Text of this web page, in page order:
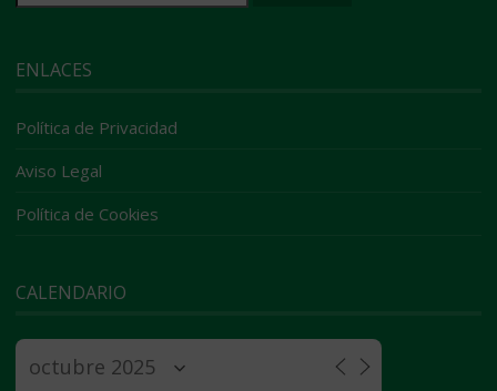
ENLACES
Política de Privacidad
Aviso Legal
Política de Cookies
CALENDARIO